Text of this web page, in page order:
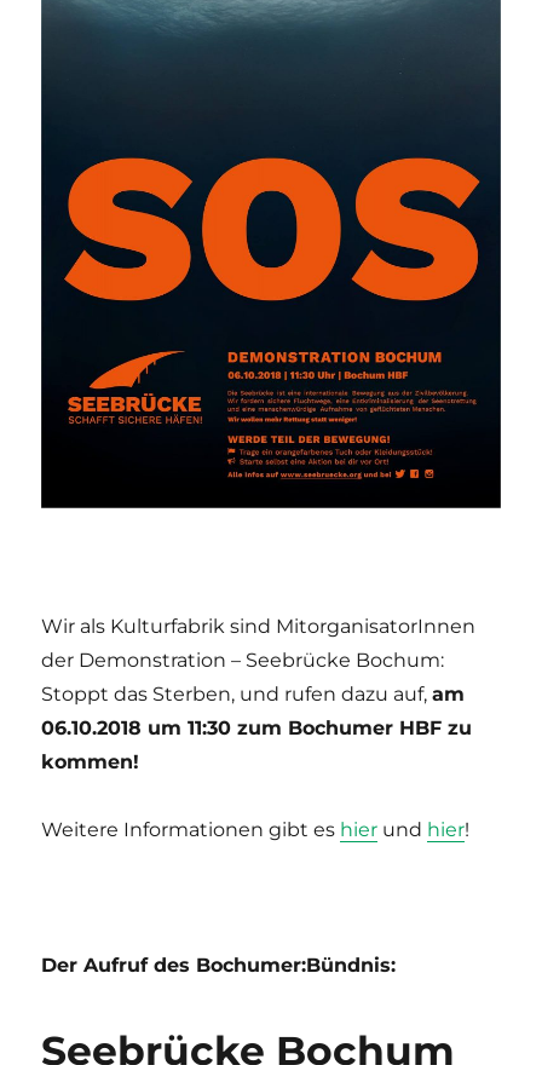
Wir als Kulturfabrik sind MitorganisatorInnen
der Demonstration – Seebrücke Bochum:
Stoppt das Sterben, und rufen dazu auf,am
06.10.2018 um 11:30 zum Bochumer HBF zu
kommen!
Weitere Informationen gibt es hier und hier!
Der Aufruf des Bochumer:Bündnis:
Seebrücke Bochum